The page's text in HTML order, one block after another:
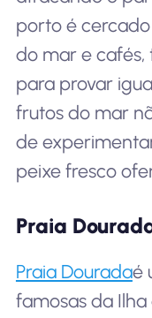
porto é
do mar e
para provar
frutos do mar
de
peixe fresco
Praia
Praia Douradaé
famosas da Ilha